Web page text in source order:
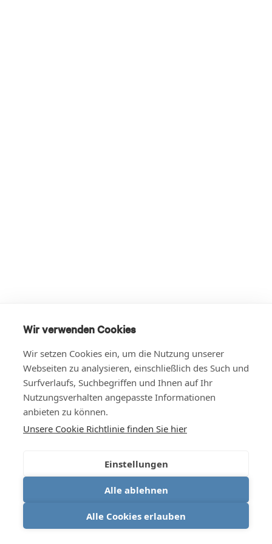
Wir verwenden Cookies
Wir setzen Cookies ein, um die Nutzung unserer
Webseiten zu analysieren, einschließlich des Such und
Surfverlaufs, Suchbegriffen und Ihnen auf Ihr
Nutzungsverhalten angepasste Informationen
anbieten zu können.
Unsere Cookie Richtlinie finden Sie hier
Einstellungen
Alle ablehnen
Alle Cookies erlauben